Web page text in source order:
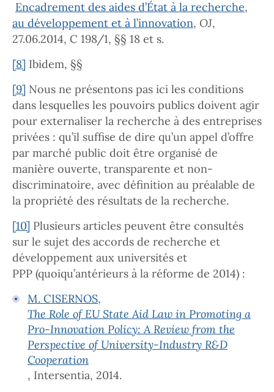
Encadrement des aides d’État à la recherche,
au développement et à l’innovation, OJ,
27.06.2014, C 198/1, §§ 18 et s.
[8] Ibidem, §§
[9] Nous ne présentons pas ici les conditions
dans lesquelles les pouvoirs publics doivent agir
pour externaliser la recherche à des entreprises
privées : qu’il suffise de dire qu’un appel d’offre
par marché public doit être organisé de
manière ouverte, transparente et non-
discriminatoire, avec définition au préalable de
la propriété des résultats de la recherche.
[10] Plusieurs articles peuvent être consultés
sur le sujet des accords de recherche et
développement aux universités et
PPP (quoiqu’antérieurs à la réforme de 2014) :
M. CISERNOS,
The Role of EU State Aid Law in Promoting a
Pro-Innovation Policy: A Review from the
Perspective of University-Industry R&D
Cooperation
, Intersentia, 2014.